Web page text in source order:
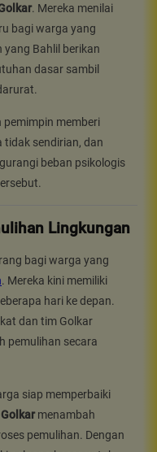
. Mereka menilai
bagi warga yang
yang Bahlil berikan
dasar sambil
memberi
tidak sendirian, dan
beban psikologis
Lingkungan
bagi warga yang
. Mereka kini memiliki
hari ke depan.
dan tim Golkar
pemulihan secara
siap memperbaiki
menambah
pemulihan. Dengan